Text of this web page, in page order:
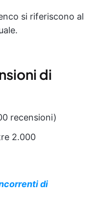
si riferiscono al
di
recensioni)
2.000
di